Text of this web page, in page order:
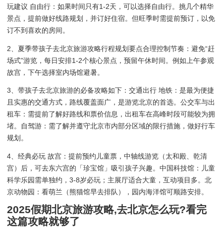
玩建议 自由行：如果时间只有1-2天，可以选择自由行。挑几个精华
景点，提前做好线路规划，并订好住宿。但旺季时需提前预订，以免
订不到喜欢的房间。
2、夏季带孩子去北京旅游攻略行程规划要点合理控制节奏：避免“赶
场式”游览，每日安排1-2个核心景点，预留午休时间。例如上午参观
故宫，下午选择室内场馆避暑。
3、带孩子去北京旅游的必备攻略如下：交通出行 地铁：是最为便捷
且实惠的交通方式，路线覆盖面广，是游览北京的首选。公交车与出
租车：需提前了解好路线和票价信息，出租车在高峰时段可能较为拥
堵。自驾游：需了解并遵守北京市内部分区域的限行措施，做好行车
规划。
4、经典必玩 故宫：提前预约儿童票，中轴线游览（太和殿、乾清
宫）后，可去东六宫的「珍宝馆」吸引孩子兴趣。中国科技馆：儿童
科学乐园需单独约，3-8岁必玩；主展厅适合大童，互动项目多。北
京动物园：看萌兰（熊猫馆早去排队），园内海洋馆可顺路安排。
2025假期北京旅游攻略,去北京怎么玩?看完
这篇攻略就够了